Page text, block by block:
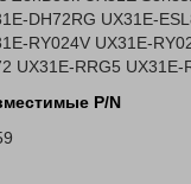
DH72RG UX31E-
RY024V UX31E-
UX31E-RRG5 UX31E-
P/N